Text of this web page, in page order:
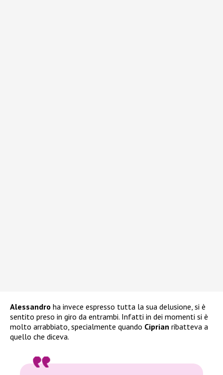
Alessandro ha invece espresso tutta la sua delusione, si è
sentito preso in giro da entrambi. Infatti in dei momenti si è
molto arrabbiato, specialmente quando Ciprian ribatteva a
quello che diceva.